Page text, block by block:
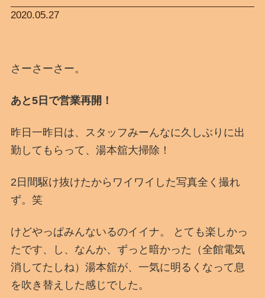
2020.05.27
さーさーさー。
あと5日で営業再開！
昨日一昨日は、スタッフみーんなに久しぶりに出
勤してもらって、湯本舘大掃除！
2日間駆け抜けたからワイワイした写真全く撮れ
ず。笑
けどやっぱみんないるのイイナ。 とても楽しかっ
たです、し、なんか、ずっと暗かった（全館電気
消してたしね）湯本舘が、一気に明るくなって息
を吹き替えした感じでした。